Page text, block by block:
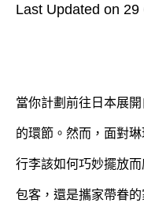
Last Updated on
當你計劃前往日本展
的環節。然而，面對
行李該如何巧妙擺放
包客，還是攜家帶眷